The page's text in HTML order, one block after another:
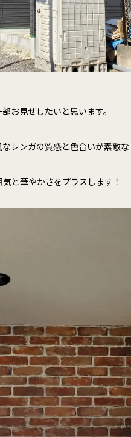
お見せしたいと思います。
レンガの質感と色合いが素敵な
と華やかさをプラスします！